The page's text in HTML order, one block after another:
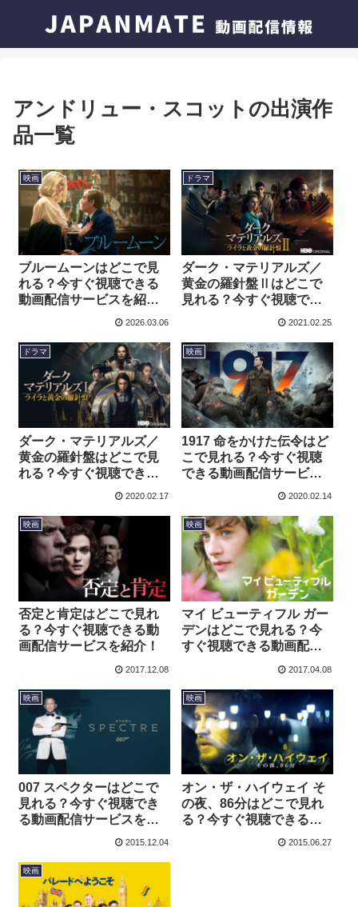
アンドリュー・スコットの出演作
品一覧
映画
ブルームーンはどこで見
れる？今すぐ視聴できる
動画配信サービスを紹
2026.03.06
ドラマ
ダーク・マテリアルズ／
黄金の羅針盤Ⅱはどこで
見れる？今すぐ視聴でき
る動画配信サービスを紹
2021.02.25
ドラマ
ダーク・マテリアルズ／
黄金の羅針盤はどこで見
れる？今すぐ視聴できる
動画配信サービスを紹
2020.02.17
映画
1917 命をかけた伝令はど
こで見れる？今すぐ視聴
できる動画配信サービス
2020.02.14
映画
否定と肯定はどこで見れ
る？今すぐ視聴できる動
画配信サービスを紹介！
2017.12.08
映画
マイ ビューティフル ガー
デンはどこで見れる？今
すぐ視聴できる動画配信
2017.04.08
映画
007 スペクターはどこで
見れる？今すぐ視聴でき
る動画配信サービスを紹
2015.12.04
映画
オン・ザ・ハイウェイ そ
の夜、86分はどこで見れ
る？今すぐ視聴できる動
画配信サービスを紹介！
2015.06.27
映画